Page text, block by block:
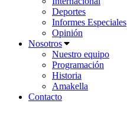
Deportes
Informes Especiales
Opinión
Nosotros
Nuestro equipo
Programación
Historia
Amakella
Contacto